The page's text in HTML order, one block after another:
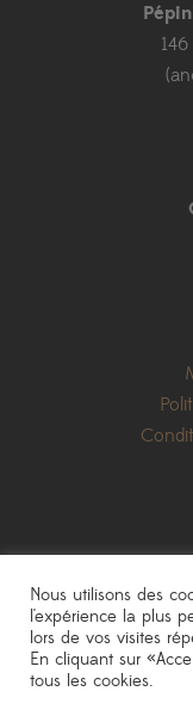
les prix indiqués sont
Nous utilisons des
l'expérience la plus
lors de vos visites
En cliquant sur
tous les cookies.